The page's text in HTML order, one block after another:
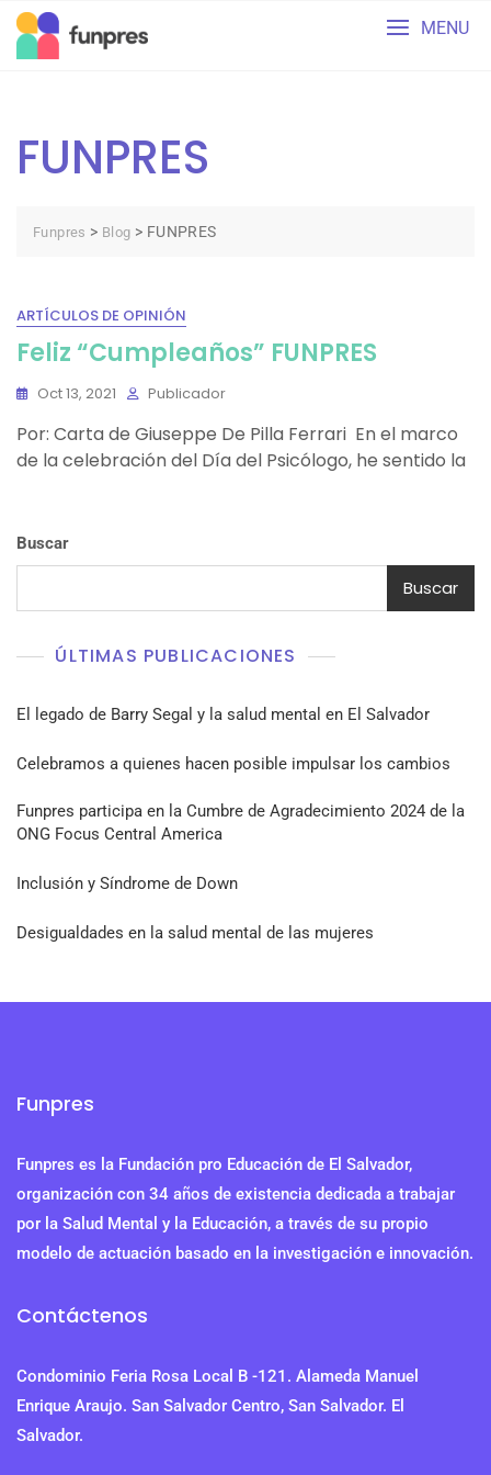
Skip
content
MENU
FUNPRES
Funpres > Blog > FUNPRES
ARTÍCULOS DE OPINIÓN
Feliz “Cumpleaños” FUNPRES
Oct 13, 2021 Publicador
Por: Carta de Giuseppe De Pilla Ferrari En el marco
de la celebración del Día del Psicólogo, he sentido la
Buscar
Buscar
ÚLTIMAS PUBLICACIONES
El legado de Barry Segal y la salud mental en El Salvador
Celebramos a quienes hacen posible impulsar los cambios
Funpres participa en la Cumbre de Agradecimiento 2024 de la
ONG Focus Central America
Inclusión y Síndrome de Down
Desigualdades en la salud mental de las mujeres
Funpres
Funpres es la Fundación pro Educación de El Salvador,
organización con 34 años de existencia dedicada a trabajar
por la Salud Mental y la Educación, a través de su propio
modelo de actuación basado en la investigación e innovación.
Contáctenos
Condominio Feria Rosa Local B -121. Alameda Manuel
Enrique Araujo. San Salvador Centro, San Salvador. El
Salvador.